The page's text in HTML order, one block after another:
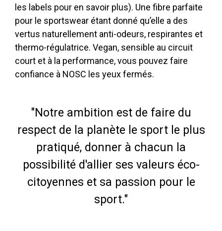
les labels pour en savoir plus). Une fibre parfaite
pour le sportswear étant donné qu’elle a des
vertus naturellement anti-odeurs, respirantes et
thermo-régulatrice. Vegan, sensible au circuit
court et à la performance, vous pouvez faire
confiance à NOSC les yeux fermés.
"Notre ambition est de faire du
respect de la planète le sport le plus
pratiqué, donner à chacun la
possibilité d'allier ses valeurs éco-
citoyennes et sa passion pour le
sport."